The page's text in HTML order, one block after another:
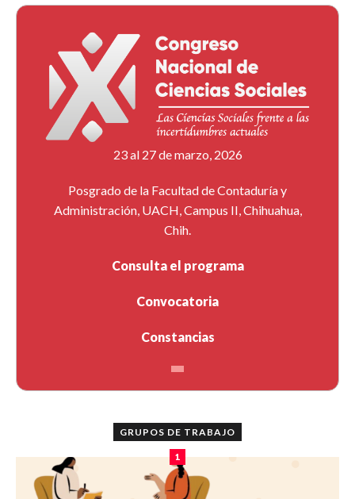
23 al 27 de marzo, 2026
Posgrado de la Facultad de Contaduría y
Administración, UACH, Campus II, Chihuahua,
Chih.
Consulta el programa
Convocatoria
Constancias
GRUPOS DE TRABAJO
1